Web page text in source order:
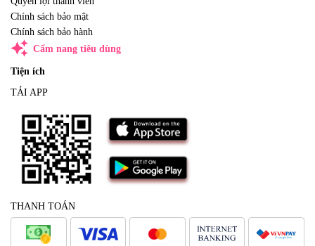
Chính sách bảo mật
Chính sách bảo hành
auto_awesome Cẩm nang tiêu dùng
Tiện ích
TẢI APP
THANH TOÁN